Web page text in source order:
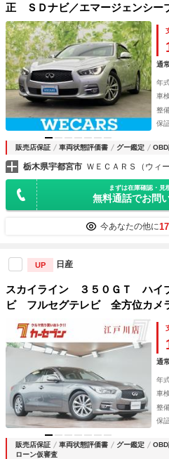
正 ＳＤナビ／エマージェンシー
アラウンドビューモニター／車線
ト 合皮／ドライブレコーダー
通
年
車検
整
保
販売店保証 車両状態評価書 グー鑑定
栃木県宇都宮市 ＷＥＣＡＲＳ（ウィ
まずは在庫確認・見
無料通話でお問
今あなたの他に
UP 日産
スカイライン ３５０ＧＴ ハ
ビ フルセグテレビ 全方位カ
取 社外フロントドライブレコー
付き 純正フロアマット Ｂｌｕ
トロール ＥＴＣ
通
年
車検
整
保
販売店保証 車両状態評価書 グー鑑定
ローン仮審査